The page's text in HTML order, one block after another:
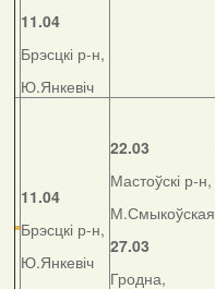
11.04
Брэсцкі р-н,
Ю.Янкевіч
11.04
Брэсцкі р-н,
Ю.Янкевіч
22.03
Мастоўскі р-н,
М.Смыкоўская
27.03
Гродна,